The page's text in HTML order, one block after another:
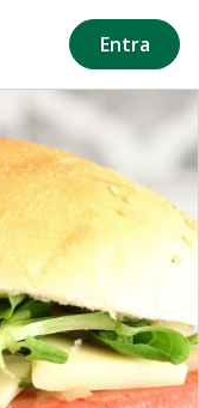
Entra